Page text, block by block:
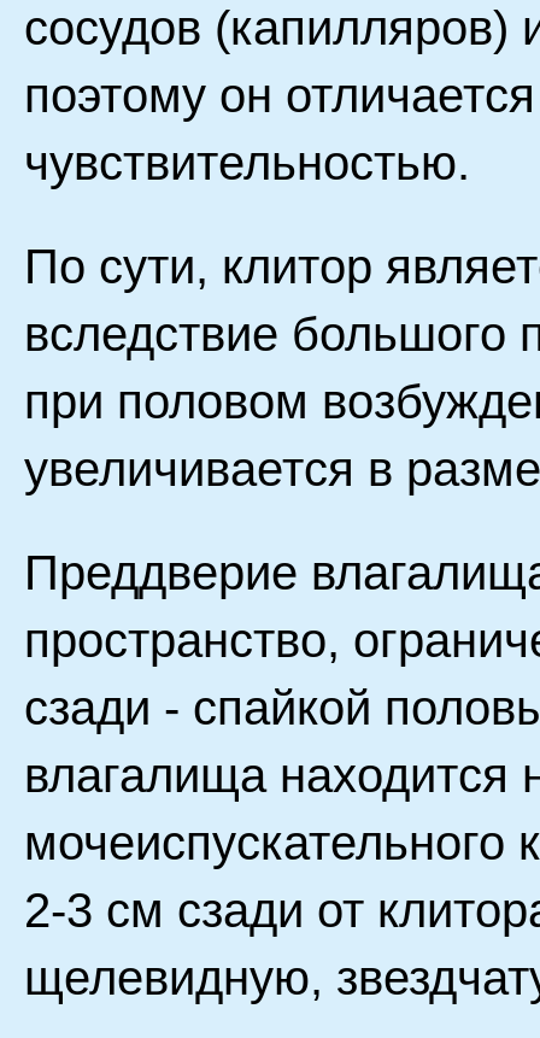
сосудов (капилляров)
поэтому он
чувствительностью.
По сути, клитор
вследствие большого
при половом
увеличивается в
Преддверие
пространство,
сзади - спайкой
влагалища находится
2-3 см сзади от
щелевидную,